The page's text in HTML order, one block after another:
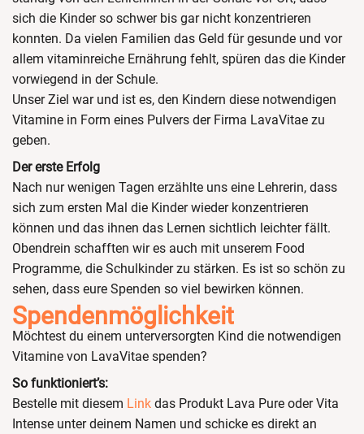
sich die Kinder so schwer bis gar nicht konzentrieren
konnten. Da vielen Familien das Geld für gesunde und vor
allem vitaminreiche Ernährung fehlt, spüren das die Kinder
vorwiegend in der Schule.
Unser Ziel war und ist es, den Kindern diese notwendigen
Vitamine in Form eines Pulvers der Firma LavaVitae zu
geben.
Der erste Erfolg
Nach nur wenigen Tagen erzählte uns eine Lehrerin, dass
sich zum ersten Mal die Kinder wieder konzentrieren
können und das ihnen das Lernen sichtlich leichter fällt.
Obendrein schafften wir es auch mit unserem Food
Programme, die Schulkinder zu stärken. Es ist so schön zu
sehen, dass eure Spenden so viel bewirken können.
Spendenmöglichkeit
Möchtest du einem unterversorgten Kind die notwendigen
Vitamine von LavaVitae spenden?
So funktioniert’s:
Bestelle mit diesem Link das Produkt Lava Pure oder Vita
Intense unter deinem Namen und schicke es direkt an